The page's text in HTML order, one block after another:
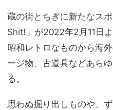
蔵の街とちぎに新たなス
Shit!」が2022年2月11日よ
昭和レトロなものから海
ージ物、古道具などあら
る。
思わぬ掘り出しものや、